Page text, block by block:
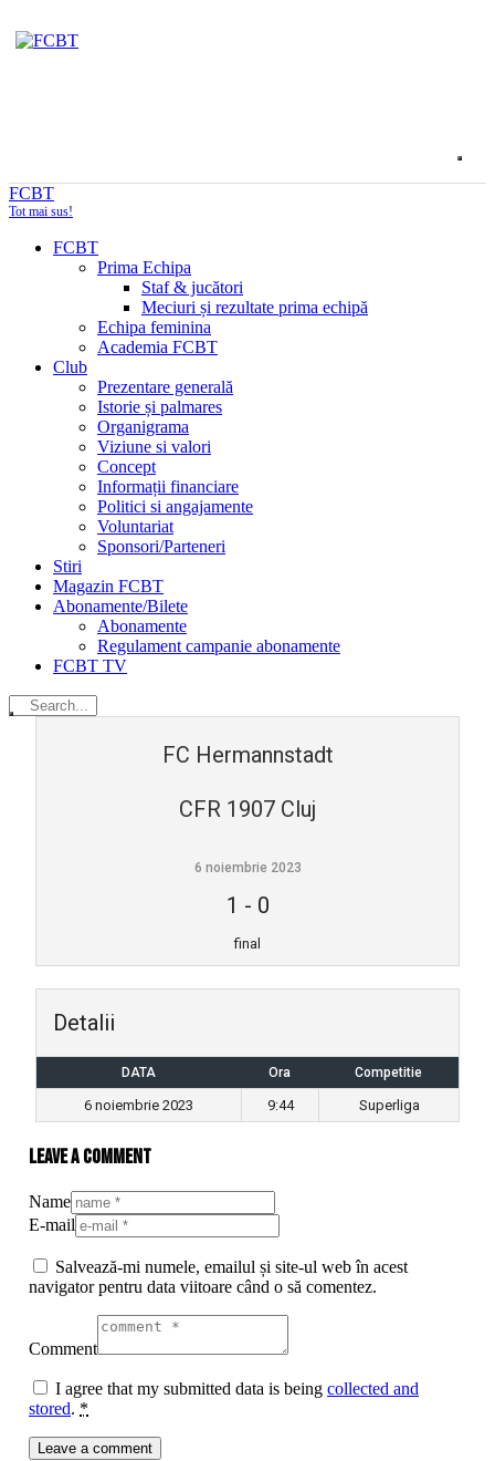
FCBT
Tot mai sus!
FCBT
Prima Echipa
Staf & jucători
Meciuri și rezultate prima echipă
Echipa feminina
Academia FCBT
Club
Prezentare generală
Istorie și palmares
Organigrama
Viziune si valori
Concept
Informații financiare
Politici si angajamente
Voluntariat
Sponsori/Parteneri
Stiri
Magazin FCBT
Abonamente/Bilete
Abonamente
Regulament campanie abonamente
FCBT TV
FC Hermannstadt
CFR 1907 Cluj
6 noiembrie 2023
1 - 0
final
Detalii
DATA Ora Competitie
6 noiembrie 2023 9:44 Superliga
Leave a comment
Name
E-mail
Salvează-mi numele, emailul și site-ul web în acest
navigator pentru data viitoare când o să comentez.
Comment
I agree that my submitted data is being collected and
stored. *